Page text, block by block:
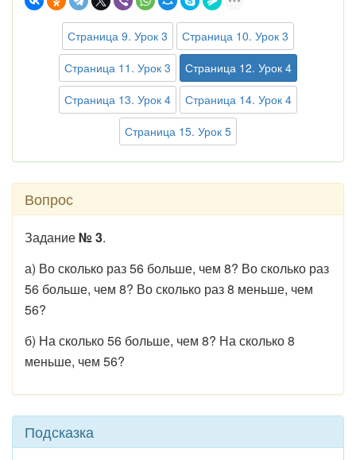
Страница 9. Урок 3
Страница 10. Урок 3
Страница 11. Урок 3
Страница 12. Урок 4
Страница 13. Урок 4
Страница 14. Урок 4
Страница 15. Урок 5
Вопрос
Задание№ 3.
а) Во сколько раз 56 больше, чем 8? Во сколько раз
56 больше, чем 8? Во сколько раз 8 меньше, чем
56?
б) На сколько 56 больше, чем 8? На сколько 8
меньше, чем 56?
Подсказка